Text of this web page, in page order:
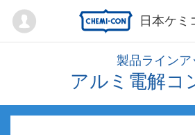
日本ケミ
Mypage
製品ラインア
アルミ電解コ